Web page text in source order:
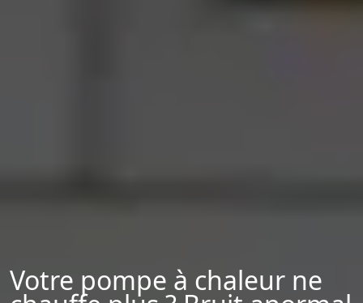
Votre pompe à chaleur ne